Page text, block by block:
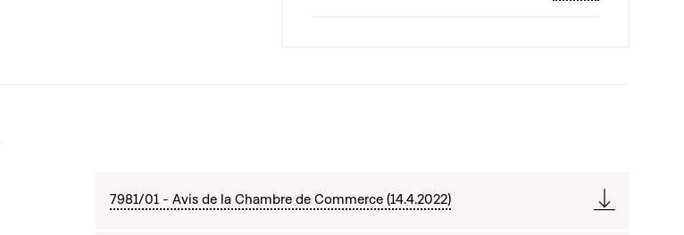
7981/01 - Avis de la Chambre de Commerce (14.4.2022)